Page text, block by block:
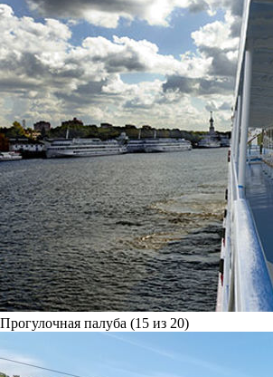
Прогулочная палуба (15 из 20)